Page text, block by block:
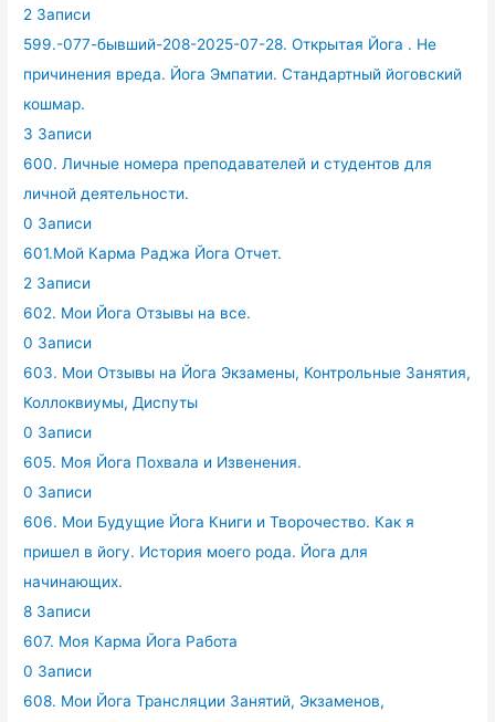
2 Записи
599.-077-бывший-208-2025-07-28. Открытая Йога . Не
причинения вреда. Йога Эмпатии. Стандартный йоговский
кошмар.
3 Записи
600. Личные номера преподавателей и студентов для
личной деятельности.
0 Записи
601.Мой Карма Раджа Йога Отчет.
2 Записи
602. Мои Йога Отзывы на все.
0 Записи
603. Мои Отзывы на Йога Экзамены, Контрольные Занятия,
Коллоквиумы, Диспуты
0 Записи
605. Моя Йога Похвала и Извенения.
0 Записи
606. Мои Будущие Йога Книги и Творочество. Как я
пришел в йогу. История моего рода. Йога для
начинающих.
8 Записи
607. Моя Карма Йога Работа
0 Записи
608. Мои Йога Трансляции Занятий, Экзаменов,